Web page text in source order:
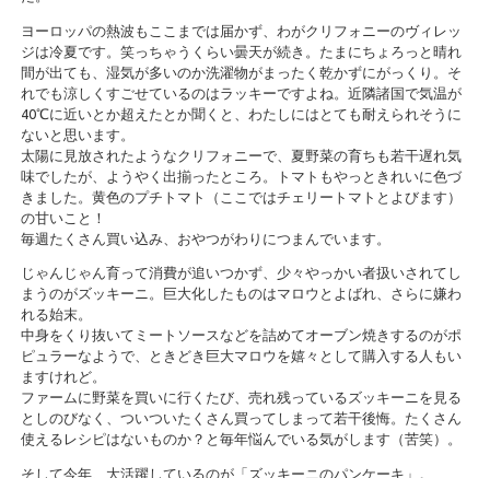
ヨーロッパの熱波もここまでは届かず、わがクリフォニーのヴィレッ
ジは冷夏です。笑っちゃうくらい曇天が続き。たまにちょろっと晴れ
間が出ても、湿気が多いのか洗濯物がまったく乾かずにがっくり。そ
れでも涼しくすごせているのはラッキーですよね。近隣諸国で気温が
40℃に近いとか超えたとか聞くと、わたしにはとても耐えられそうに
ないと思います。
太陽に見放されたようなクリフォニーで、夏野菜の育ちも若干遅れ気
味でしたが、ようやく出揃ったところ。トマトもやっときれいに色づ
きました。黄色のプチトマト（ここではチェリートマトとよびます）
の甘いこと！
毎週たくさん買い込み、おやつがわりにつまんでいます。
じゃんじゃん育って消費が追いつかず、少々やっかい者扱いされてし
まうのがズッキーニ。巨大化したものはマロウとよばれ、さらに嫌わ
れる始末。
中身をくり抜いてミートソースなどを詰めてオーブン焼きするのがポ
ピュラーなようで、ときどき巨大マロウを嬉々として購入する人もい
ますけれど。
ファームに野菜を買いに行くたび、売れ残っているズッキーニを見る
としのびなく、ついついたくさん買ってしまって若干後悔。たくさん
使えるレシピはないものか？と毎年悩んでいる気がします（苦笑）。
そして今年、大活躍しているのが「ズッキーニのパンケーキ」。